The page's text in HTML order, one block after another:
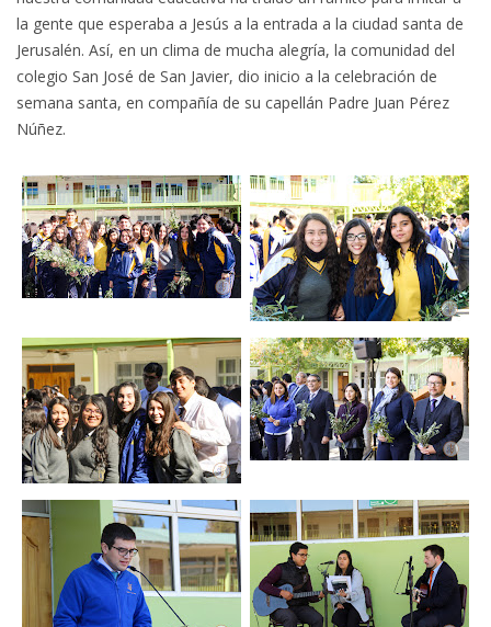
la gente que esperaba a Jesús a la entrada a la ciudad santa de
Jerusalén. Así, en un clima de mucha alegría, la comunidad del
colegio San José de San Javier, dio inicio a la celebración de
semana santa, en compañía de su capellán Padre Juan Pérez
Núñez.